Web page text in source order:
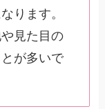
ります。
見た目の
が多いで